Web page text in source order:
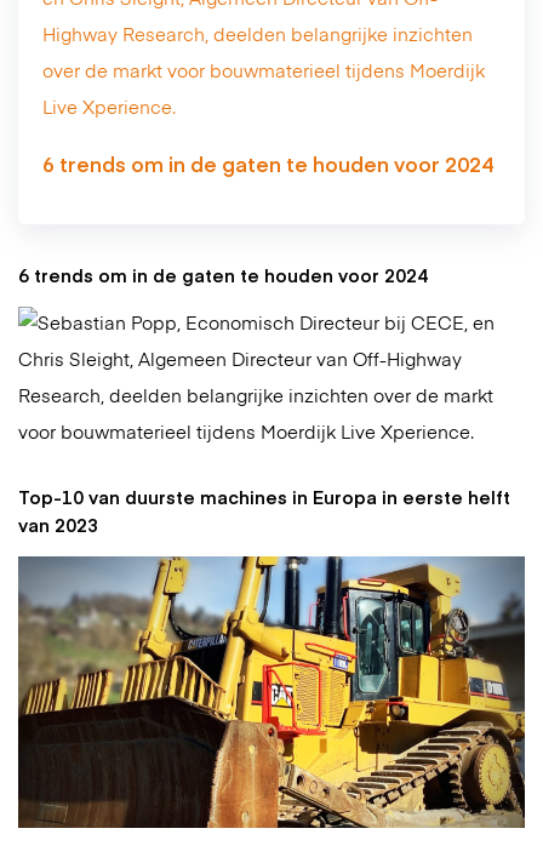
6 trends om in de gaten te houden voor 2024
6 trends om in de gaten te houden voor 2024
Top-10 van duurste machines in Europa in eerste helft
van 2023